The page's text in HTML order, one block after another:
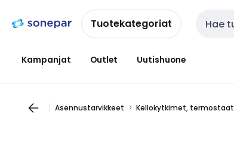
navigointiinsisältöönTuotekategoriat Haku
Kampanjat Outlet Uutishuone
Asennustarvikkeet Kellokytkimet,